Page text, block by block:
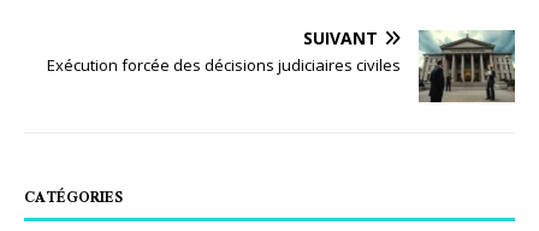
SUIVANT
Exécution forcée des décisions judiciaires civiles
CATÉGORIES